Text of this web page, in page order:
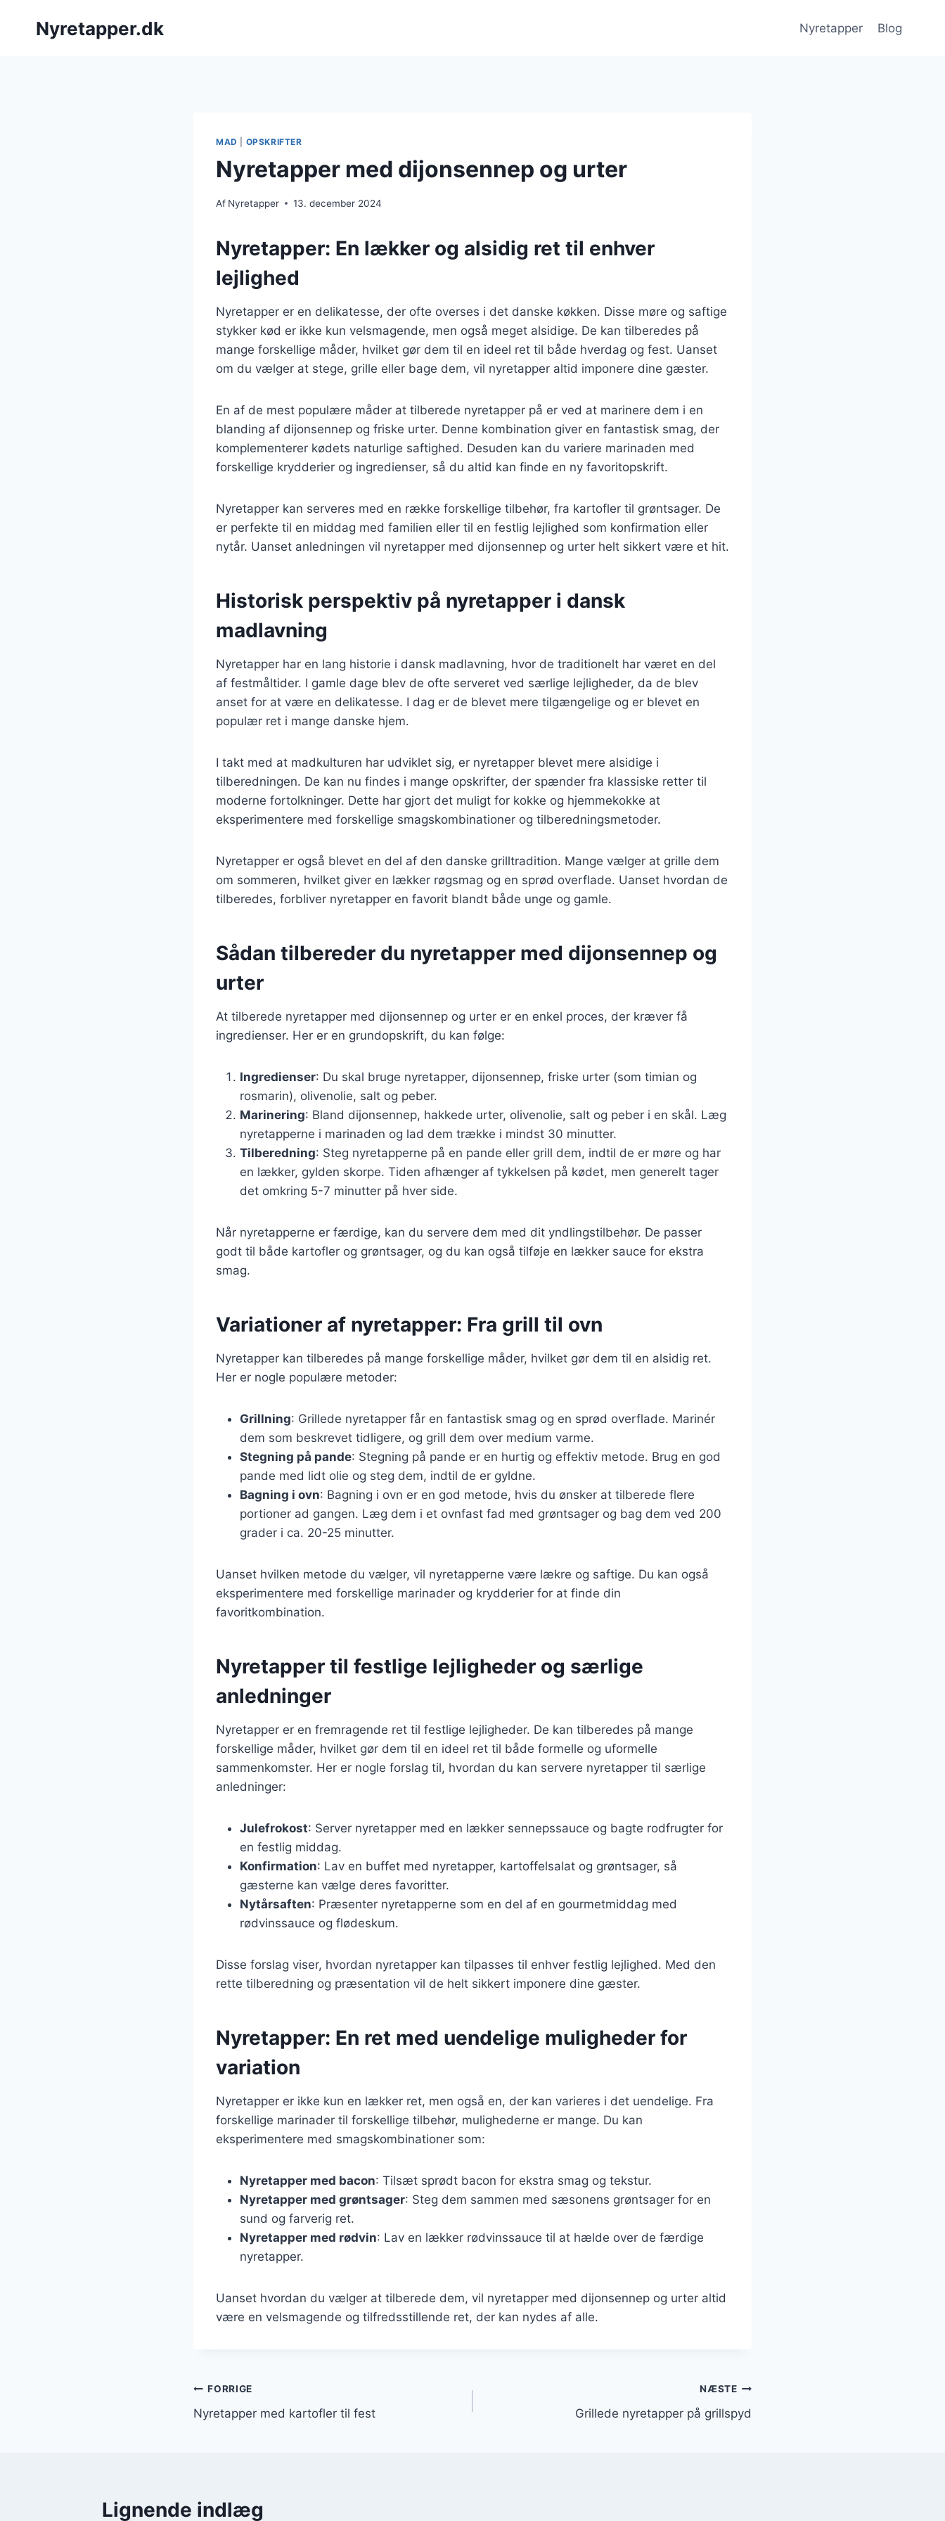
Nyretapper.dk Nyretapper Blog
MAD OPSKRIFTER
Nyretapper med dijonsennep og urter
Af Nyretapper 13. december 2024
Nyretapper: En lækker og alsidig ret til enhver
lejlighed
Nyretapper er en delikatesse, der ofte overses i det danske køkken. Disse møre og saftige
stykker kød er ikke kun velsmagende, men også meget alsidige. De kan tilberedes på
mange forskellige måder, hvilket gør dem til en ideel ret til både hverdag og fest. Uanset
om du vælger at stege, grille eller bage dem, vil nyretapper altid imponere dine gæster.
En af de mest populære måder at tilberede nyretapper på er ved at marinere dem i en
blanding af dijonsennep og friske urter. Denne kombination giver en fantastisk smag, der
komplementerer kødets naturlige saftighed. Desuden kan du variere marinaden med
forskellige krydderier og ingredienser, så du altid kan finde en ny favoritopskrift.
Nyretapper kan serveres med en række forskellige tilbehør, fra kartofler til grøntsager. De
er perfekte til en middag med familien eller til en festlig lejlighed som konfirmation eller
nytår. Uanset anledningen vil nyretapper med dijonsennep og urter helt sikkert være et hit.
Historisk perspektiv på nyretapper i dansk
madlavning
Nyretapper har en lang historie i dansk madlavning, hvor de traditionelt har været en del
af festmåltider. I gamle dage blev de ofte serveret ved særlige lejligheder, da de blev
anset for at være en delikatesse. I dag er de blevet mere tilgængelige og er blevet en
populær ret i mange danske hjem.
I takt med at madkulturen har udviklet sig, er nyretapper blevet mere alsidige i
tilberedningen. De kan nu findes i mange opskrifter, der spænder fra klassiske retter til
moderne fortolkninger. Dette har gjort det muligt for kokke og hjemmekokke at
eksperimentere med forskellige smagskombinationer og tilberedningsmetoder.
Nyretapper er også blevet en del af den danske grilltradition. Mange vælger at grille dem
om sommeren, hvilket giver en lækker røgsmag og en sprød overflade. Uanset hvordan de
tilberedes, forbliver nyretapper en favorit blandt både unge og gamle.
Sådan tilbereder du nyretapper med dijonsennep og
urter
At tilberede nyretapper med dijonsennep og urter er en enkel proces, der kræver få
ingredienser. Her er en grundopskrift, du kan følge:
Ingredienser: Du skal bruge nyretapper, dijonsennep, friske urter (som timian og
rosmarin), olivenolie, salt og peber.
Marinering: Bland dijonsennep, hakkede urter, olivenolie, salt og peber i en skål. Læg
nyretapperne i marinaden og lad dem trække i mindst 30 minutter.
Tilberedning: Steg nyretapperne på en pande eller grill dem, indtil de er møre og har
en lækker, gylden skorpe. Tiden afhænger af tykkelsen på kødet, men generelt tager
det omkring 5-7 minutter på hver side.
Når nyretapperne er færdige, kan du servere dem med dit yndlingstilbehør. De passer
godt til både kartofler og grøntsager, og du kan også tilføje en lækker sauce for ekstra
smag.
Variationer af nyretapper: Fra grill til ovn
Nyretapper kan tilberedes på mange forskellige måder, hvilket gør dem til en alsidig ret.
Her er nogle populære metoder:
Grillning: Grillede nyretapper får en fantastisk smag og en sprød overflade. Marinér
dem som beskrevet tidligere, og grill dem over medium varme.
Stegning på pande: Stegning på pande er en hurtig og effektiv metode. Brug en god
pande med lidt olie og steg dem, indtil de er gyldne.
Bagning i ovn: Bagning i ovn er en god metode, hvis du ønsker at tilberede flere
portioner ad gangen. Læg dem i et ovnfast fad med grøntsager og bag dem ved 200
grader i ca. 20-25 minutter.
Uanset hvilken metode du vælger, vil nyretapperne være lækre og saftige. Du kan også
eksperimentere med forskellige marinader og krydderier for at finde din
favoritkombination.
Nyretapper til festlige lejligheder og særlige
anledninger
Nyretapper er en fremragende ret til festlige lejligheder. De kan tilberedes på mange
forskellige måder, hvilket gør dem til en ideel ret til både formelle og uformelle
sammenkomster. Her er nogle forslag til, hvordan du kan servere nyretapper til særlige
anledninger:
Julefrokost: Server nyretapper med en lækker sennepssauce og bagte rodfrugter for
en festlig middag.
Konfirmation: Lav en buffet med nyretapper, kartoffelsalat og grøntsager, så
gæsterne kan vælge deres favoritter.
Nytårsaften: Præsenter nyretapperne som en del af en gourmetmiddag med
rødvinssauce og flødeskum.
Disse forslag viser, hvordan nyretapper kan tilpasses til enhver festlig lejlighed. Med den
rette tilberedning og præsentation vil de helt sikkert imponere dine gæster.
Nyretapper: En ret med uendelige muligheder for
variation
Nyretapper er ikke kun en lækker ret, men også en, der kan varieres i det uendelige. Fra
forskellige marinader til forskellige tilbehør, mulighederne er mange. Du kan
eksperimentere med smagskombinationer som:
Nyretapper med bacon: Tilsæt sprødt bacon for ekstra smag og tekstur.
Nyretapper med grøntsager: Steg dem sammen med sæsonens grøntsager for en
sund og farverig ret.
Nyretapper med rødvin: Lav en lækker rødvinssauce til at hælde over de færdige
nyretapper.
Uanset hvordan du vælger at tilberede dem, vil nyretapper med dijonsennep og urter altid
være en velsmagende og tilfredsstillende ret, der kan nydes af alle.
Indlægsnavigation
FORRIGE
Nyretapper med kartofler til fest
NÆSTE
Grillede nyretapper på grillspyd
Lignende indlæg